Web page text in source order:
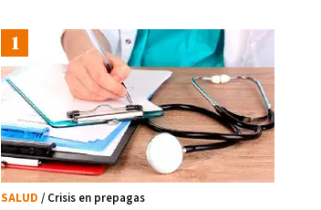
SALUD / Crisis en prepagas